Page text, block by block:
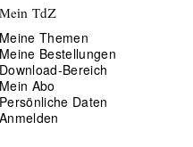
Mein TdZ
Meine Themen
Meine Bestellungen
Download-Bereich
Mein Abo
Persönliche Daten
Anmelden